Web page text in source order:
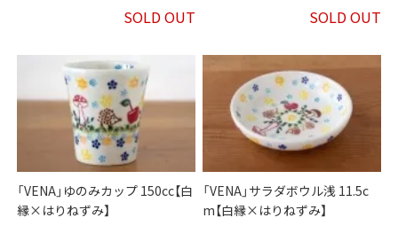
SOLD OUT SOLD OUT
「VENA」ゆのみカップ 150cc【白
縁×はりねずみ】
「VENA」サラダボウル浅 11.5c
m【白縁×はりねずみ】